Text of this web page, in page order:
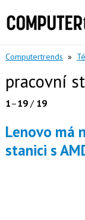
Computertrends »
pracovní
1–19/ 19
Lenovo má novou stolní pracovní
stanici s